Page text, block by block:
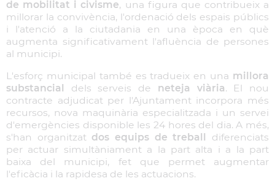
de mobilitat i civisme, una figura que contribueix a
millorar la convivència, l'ordenació dels espais públics
i l'atenció a la ciutadania en una època en què
augmenta significativament l'afluència de persones
al municipi.
L'esforç municipal també es tradueix en una millora
substancial
dels serveis de neteja viària. El nou
contracte adjudicat per l'Ajuntament incorpora més
recursos, nova maquinària especialitzada i un servei
d'emergències disponible les 24 hores del dia. A més,
s'han organitzat dos equips de treball
diferenciats
per actuar simultàniament a la part alta i a la part
baixa del municipi, fet que permet augmentar
l'eficàcia i la rapidesa de les actuacions.